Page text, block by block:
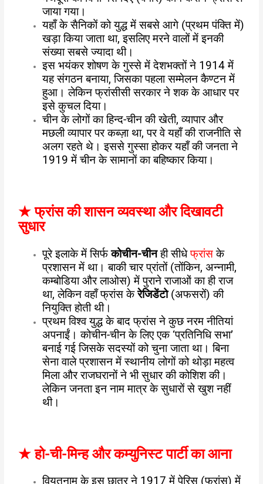
जाया गया।
यहाँ के सैनिकों को युद्ध में सबसे आगे (प्रथम पंक्ति में)
खड़ा किया जाता था, इसलिए मरने वालों में इनकी
संख्या सबसे ज्यादा थी।
इस भयंकर शोषण के गुस्से में देशभक्तों ने 1914 में
यह संगठन बनाया, जिसका पहला सम्मेलन कैण्टन में
हुआ। लेकिन फ्रांसीसी सरकार ने शक के आधार पर
इसे कुचल दिया।
चीन के लोगों का हिन्द-चीन की खेती, व्यापार और
मछली व्यापार पर कब्ज़ा था, पर वे यहाँ की राजनीति से
अलग रहते थे। इससे गुस्सा होकर यहाँ की जनता ने
1919 में चीन के सामानों का बहिष्कार किया।
★फ्रांस की शासन व्यवस्था और दिखावटी
सुधार
पूरे इलाके में सिर्फकोचीन-चीनही सीधेफ्रांसके
प्रशासन में था। बाकी चार प्रांतों (तोंकिन, अन्नामी,
कम्बोडिया और लाओस) में पुराने राजाओं का ही राज
था, लेकिन वहाँ फ्रांस केरेजिडेंटो(अफसरों) की
नियुक्ति होती थी।
प्रथम विश्व युद्ध के बाद फ्रांस ने कुछ नरम नीतियां
अपनाईं। कोचीन-चीन के लिए एक ‘प्रतिनिधि सभा’
बनाई गई जिसके सदस्यों को चुना जाता था। बिना
सेना वाले प्रशासन में स्थानीय लोगों को थोड़ा महत्व
मिला और राजघरानों ने भी सुधार की कोशिश की।
लेकिन जनता इन नाम मात्र के सुधारों से खुश नहीं
थी।
★हो-ची-मिन्ह और कम्युनिस्ट पार्टी का आना
वियतनाम के इस छात्र ने 1917 में पेरिस (फ्रांस) में